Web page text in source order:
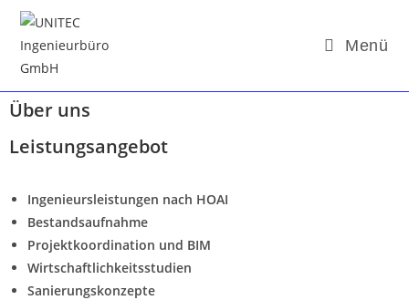
Menü
Über uns
Leistungsangebot
Ingenieursleistungen nach HOAI
Bestandsaufnahme
Projektkoordination und BIM
Wirtschaftlichkeitsstudien
Sanierungskonzepte